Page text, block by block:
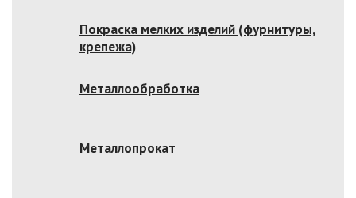
Покраска мелких изделий (фурнитуры,
крепежа)
Металлообработка
Металлопрокат